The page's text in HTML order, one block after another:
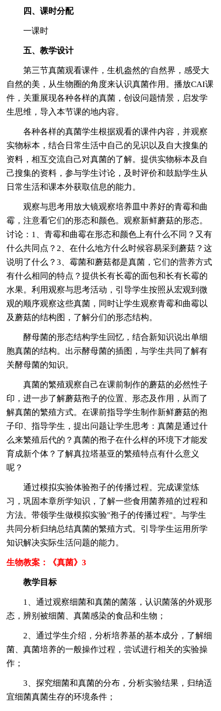
四、课时分配
一课时
五、教学设计
第三节真菌观看课件，生机盎然的'自然界，感受大
自然的美，从生物圈的角度来认识真菌作用。播放CAI课
件，关重展现各种各样的真菌，创设问题情景，启发学
生思维，导入本节课的地内容。
各种各样的真菌学生根据观看的课件内容，并观察
实物标本，结合日常生活中自己的见识以及自大搜集的
资料，相互交流自己对真菌的了解。提供实物标本及自
己搜集的资料，参与学生讨论，及时评价和鼓励学生从
日常生活和课本外获取信息的能力。
观察与思考用放大镜观察培养皿中养好的青霉和曲
霉，注意看它们的形态和颜色。观察新鲜蘑菇的形态。
讨论：1、青霉和曲霉在形态和颜色上有什么不同？又有
什么共同点？2、在什么地方什么时候容易采到蘑菇？这
说明了什么？3、霉菌和蘑菇都是真菌，它们的营养方式
有什么相同的特点？提供长有长霉的面包和长有长霉的
水果。利用观察与思考活动，引导学生按照从宏观到微
观的顺序观察这些真菌，同时让学生观察青霉和曲霉以
及蘑菇的结构图，了解分们的形态结构。
酵母菌的形态结构学生回忆，结合新知识说出单细
胞真菌的结构。出示酵母菌的插图，与学生共同了解有
关酵母菌的知识。
真菌的繁殖观察自己在课前制作的蘑菇的必然性子
印，进一步了解蘑菇孢子的位置、形态及作用，从而了
解真菌的繁殖方式。在课前指导学生制作新鲜蘑菇的孢
子印、指导学生，提出问题让学生思考：真菌是通过什
么来繁殖后代的？真菌的孢子在什么样的环境下才能发
育成新个体？了解真拉塔基亚的繁殖特点有什么意义
呢？
通过模拟实验体验孢子的传播过程。完成课堂练
习，巩固本章所学知识，了解一些食用菌养殖的过程和
方法。带领学生做模拟实验"孢子的传播过程"。与学生
共同分析归纳总结真菌的繁殖方式。引导学生运用所学
知识解决实际生活问题的能力。
生物教案：《真菌》3
教学目标
1、通过观察细菌和真菌的菌落，认识菌落的外观形
态，辨别被细菌、真菌感染的食品和生物；
2、通过学生介绍，分析培养基的基本成分，了解细
菌、真菌培养的一般操作过程，尝试进行相关的实验操
作；
3、探究细菌和真菌的分布，分析实验结果，归纳适
宜细菌真菌生存的环境条件；